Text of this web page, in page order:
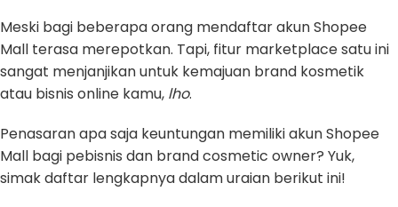
Meski bagi beberapa orang mendaftar akun Shopee
Mall terasa merepotkan. Tapi, fitur marketplace satu ini
sangat menjanjikan untuk kemajuan brand kosmetik
atau bisnis online kamu, lho.
Penasaran apa saja keuntungan memiliki akun Shopee
Mall bagi pebisnis dan brand cosmetic owner? Yuk,
simak daftar lengkapnya dalam uraian berikut ini!